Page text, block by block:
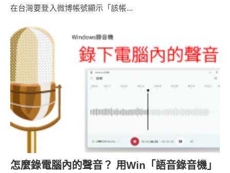
在台灣要登入微博帳號顯示「該帳...
怎麼錄電腦內的聲音？ 用Win「語音錄音機」